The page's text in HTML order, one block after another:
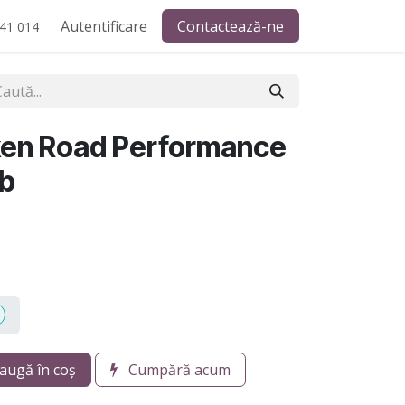
014 Autentificare Contactează-ne
Road Performance
în coș Cumpără acum